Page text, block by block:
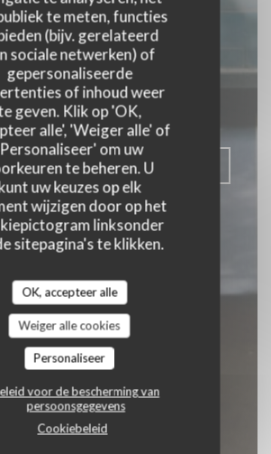
te meten, functies
(bijv. gerelateerd
sociale netwerken) of
gepersonaliseerde
of inhoud weer
geven. Klik op 'OK,
alle', 'Weiger alle' of
om uw
te beheren. U
uw keuzes op elk
wijzigen door op het
linksonder
sitepagina's te klikken.
OK, accepteer alle
Weiger alle cookies
Personaliseer
voor de bescherming van
persoonsgegevens
Cookiebeleid
- Cuisine
Grecque
RESTAURANT|PARIS
EEN TAFEL